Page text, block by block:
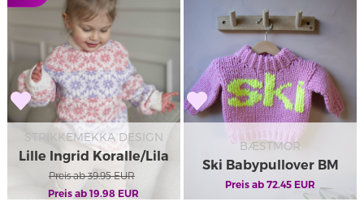
STRIKKEMEKKA DESIGN
Lille Ingrid Koralle/Lila
Preis ab 39.95EUR
Preis ab 19.98 EUR
BÆSTMOR
Ski Babypullover BM
13-15
Preis ab 72.45 EUR